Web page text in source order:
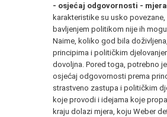
- osjećaj odgovornosti - mjera
karakteristike su usko
bavljenjem politikom nije ih
Naime, koliko god bila
principima i političkim
dovoljna. Pored toga, potrebno
osjećaj odgovornosti prema
strastveno zastupa i političkim
koje provodi i idejama koje
kraju dolazi mjera, koju Weber